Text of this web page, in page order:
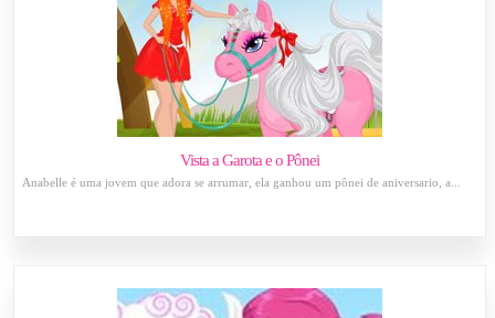
Vista a Garota e o Pônei
Anabelle é uma jovem que adora se arrumar, ela ganhou um pônei de aniversario, a...